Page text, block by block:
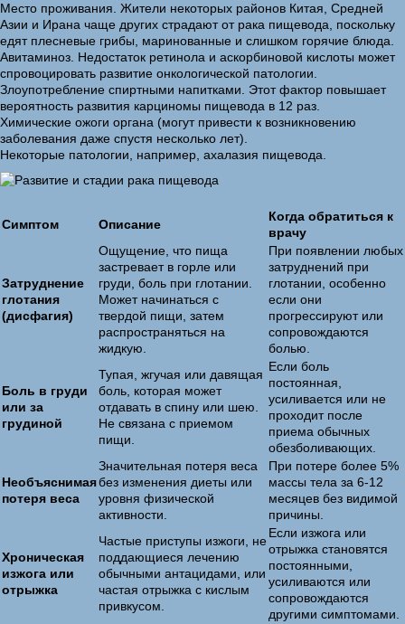
Место проживания. Жители некоторых районов Китая, Средней
Азии и Ирана чаще других страдают от рака пищевода, поскольку
едят плесневые грибы, маринованные и слишком горячие блюда.
Авитаминоз. Недостаток ретинола и аскорбиновой кислоты может
спровоцировать развитие онкологической патологии.
Злоупотребление спиртными напитками. Этот фактор повышает
вероятность развития карциномы пищевода в 12 раз.
Химические ожоги органа (могут привести к возникновению
заболевания даже спустя несколько лет).
Некоторые патологии, например, ахалазия пищевода.
Симптом Описание
Когда обратиться к
врачу
Затруднение
глотания
(дисфагия)
Ощущение, что пища
застревает в горле или
груди, боль при глотании.
Может начинаться с
твердой пищи, затем
распространяться на
жидкую.
При появлении любых
затруднений при
глотании, особенно
если они
прогрессируют или
сопровождаются
болью.
Боль в груди
или за
грудиной
Тупая, жгучая или давящая
боль, которая может
отдавать в спину или шею.
Не связана с приемом
пищи.
Если боль
постоянная,
усиливается или не
проходит после
приема обычных
обезболивающих.
Необъяснимая
потеря веса
Значительная потеря веса
без изменения диеты или
уровня физической
активности.
При потере более 5%
массы тела за 6-12
месяцев без видимой
причины.
Хроническая
изжога или
отрыжка
Частые приступы изжоги, не
поддающиеся лечению
обычными антацидами, или
частая отрыжка с кислым
привкусом.
Если изжога или
отрыжка становятся
постоянными,
усиливаются или
сопровождаются
другими симптомами.